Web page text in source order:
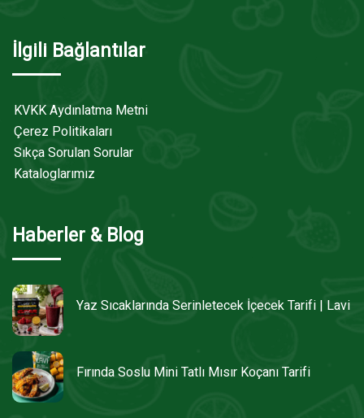
İlgili Bağlantılar
KVKK Aydınlatma Metni
Çerez Politikaları
Sıkça Sorulan Sorular
Kataloglarımız
Haberler & Blog
Yaz Sıcaklarında Serinletecek İçecek Tarifi | Lavi
Fırında Soslu Mini Tatlı Mısır Koçanı Tarifi